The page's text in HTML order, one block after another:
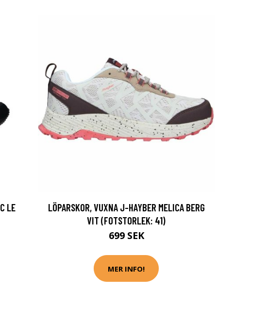
LE
LÖPARSKOR, VUXNA J-HAYBER MELICA BERG
VIT (FOTSTORLEK: 41)
699 SEK
MER INFO!